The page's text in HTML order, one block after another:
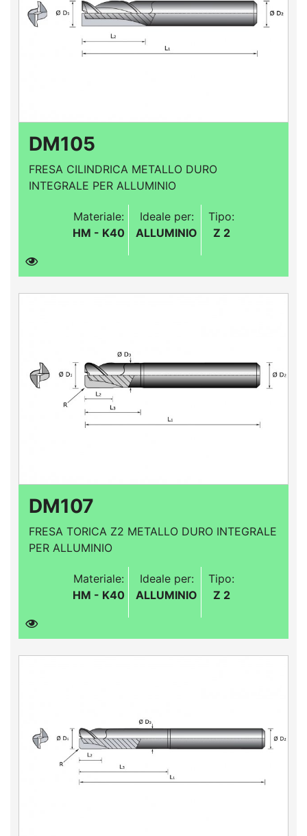
DM105
FRESA CILINDRICA METALLO DURO
INTEGRALE PER ALLUMINIO
Materiale:
HM - K40
Ideale per:
ALLUMINIO
Tipo:
Z 2
DM107
FRESA TORICA Z2 METALLO DURO INTEGRALE
PER ALLUMINIO
Materiale:
HM - K40
Ideale per:
ALLUMINIO
Tipo:
Z 2